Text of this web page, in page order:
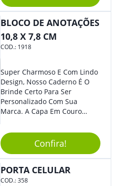
Ofereça A Seus Clientes E
Colaboradores, Sem Dúvidas
Eles Irão Adorar.
BLOCO DE ANOTAÇÕES
10,8 X 7,8 CM
COD.: 1918
Super Charmoso E Com Lindo
Design, Nosso Caderno É O
Brinde Certo Para Ser
Personalizado Com Sua
Marca. A Capa Em Couro
Elástico Permite Maior
Segurança Ao Carregá-Lo.
Ofereça A Seus Clientes E
Colaboradores, Sem Dúvidas
Eles Irão Adorar.
Confira!
PORTA CELULAR
COD.:358